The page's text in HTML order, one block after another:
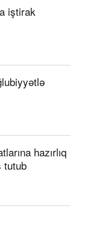
iştirak
hazırlıq
tutub